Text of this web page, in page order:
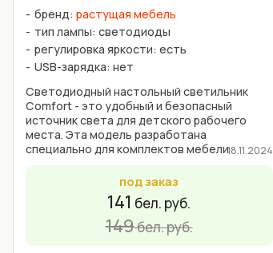
бренд: растущая мебель
тип лампы: светодиоды
регулировка яркости: есть
USB-зарядка: нет
Светодиодный настольный светильник
Comfort - это удобный и безопасный
источник света для детского рабочего
места. Эта модель разработана
специально для комплектов мебели
этих наборах сбоку на столешнице есть ...
18.11.2024
под заказ
141 бел. руб.
149бел. руб.